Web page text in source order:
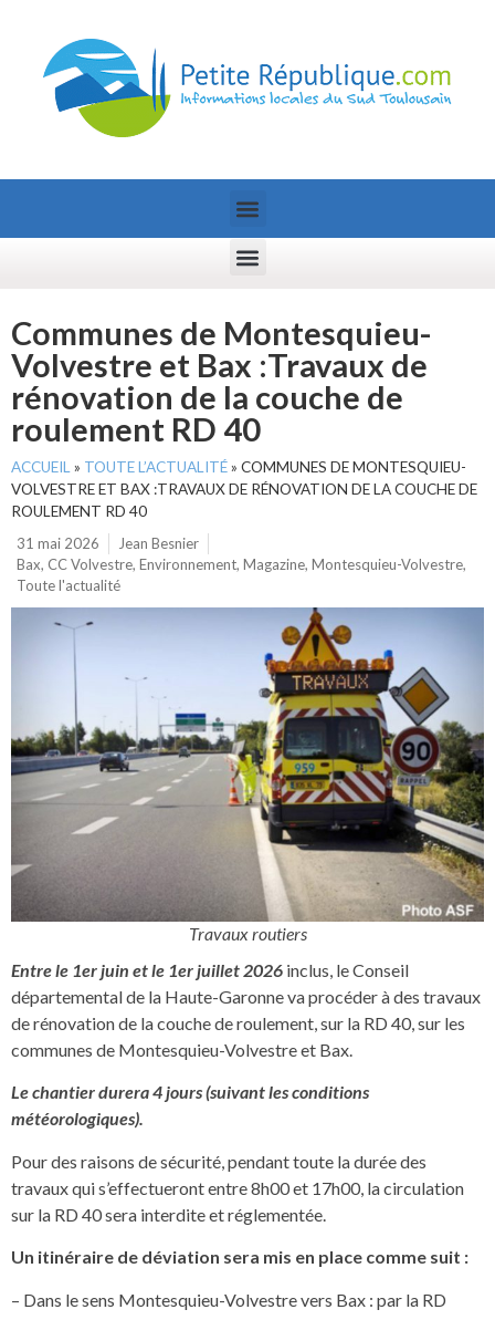
Communes de Montesquieu-
Volvestre et Bax :Travaux de
rénovation de la couche de
roulement RD 40
ACCUEIL » TOUTE L’ACTUALITÉ» COMMUNES DE MONTESQUIEU-
VOLVESTRE ET BAX :TRAVAUX DE RÉNOVATION DE LA COUCHE DE
ROULEMENT RD 40
31 mai 2026
Jean Besnier
Bax, CC Volvestre, Environnement, Magazine, Montesquieu-Volvestre,
Toute l'actualité
Travaux routiers
Entre le 1er juin et le 1er juillet 2026 inclus, le Conseil
départemental de la Haute-Garonne va procéder à des travaux
de rénovation de la couche de roulement, sur la RD 40, sur les
communes de Montesquieu-Volvestre et Bax.
Le chantier durera 4 jours (suivant les conditions
météorologiques).
Pour des raisons de sécurité, pendant toute la durée des
travaux qui s’effectueront entre 8h00 et 17h00, la circulation
sur la RD 40 sera interdite et réglementée.
Un itinéraire de déviation sera mis en place comme suit :
– Dans le sens Montesquieu-Volvestre vers Bax : par la RD